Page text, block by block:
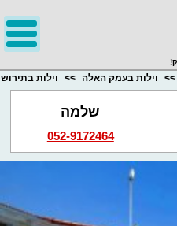
וילות בעמק האלה וילות בתירוש
שלמה
052-9172464